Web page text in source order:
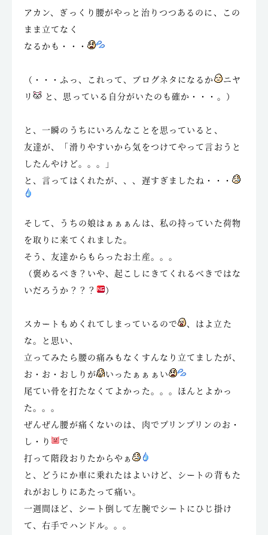
アカン、ぎっくり腰がやっと治りつつあるのに、この
まま立てなく
なるかも・・・
（・・・ふっ、これって、ブログネタになるか
ニヤ
リ
と、思っている自分がいたのも確か・・・。）
と、一瞬のうちにいろんなことを思っていると、
友達が、「滑りやすいから気をつけてやって言おうと
したんやけど。。。」
と、言ってはくれたが、、、遅すぎましたね・・・
そして、うちの娘はぁぁぁんは、私の持っていた荷物
を取りに来てくれました。
そう、友達からもらったお土産。。。
（褒めるべき？いや、起こしにきてくれるべきではな
いだろうか？？？
）
スカートもめくれてしまっているので
、はよ立た
な。と思い、
立ってみたら腰の痛みもなくすんなり立てましたが、
お・お・おしりが
いったぁぁぁい
尾てい骨を打たなくてよかった。。。ほんとよかっ
た。。。
ぜんぜん腰が痛くないのは、肉でプリンプリンのお・
し・り
で
打って階段おりたからやぁ
と、どうにか車に乗れたはよいけど、シートの背もた
れがおしりにあたって痛い。
一週間ほど、シート倒して左腕でシートにひじ掛け
て、右手でハンドル。。。